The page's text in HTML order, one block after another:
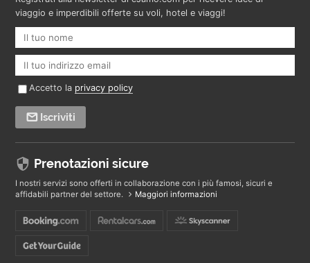
viaggio e imperdibili offerte su voli, hotel e viaggi!
Accetto la privacy policy
Iscriviti
Prenotazioni sicure
I nostri servizi sono offerti in collaborazione con i più famosi, sicuri e
affidabili partner del settore.
Maggiori informazioni